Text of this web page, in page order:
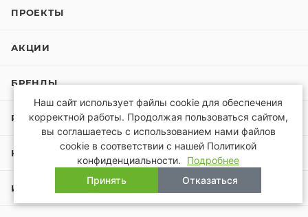
ПРОЕКТЫ
АКЦИИ
БРЕНДЫ
РЕМОНТ БАНЬ И САУН
КОМПАНИЯ
ИНФОРМАЦИЯ
Наш сайт использует файлы cookie для обеспечения
корректной работы. Продолжая пользоваться сайтом,
вы соглашаетесь с использованием нами файлов
cookie в соответствии с нашей Политикой
конфиденциальности.
Подробнее
Принять
Отказаться